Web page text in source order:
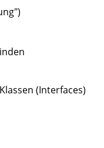
(Interfaces)